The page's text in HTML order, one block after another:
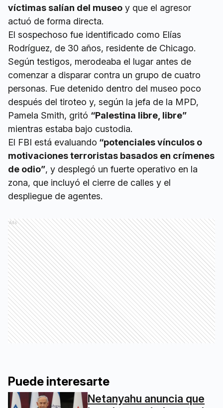
víctimas salían del museo y que el agresor
actuó de forma directa.
El sospechoso fue identificado como Elías
Rodríguez, de 30 años, residente de Chicago.
Según testigos, merodeaba el lugar antes de
comenzar a disparar contra un grupo de cuatro
personas. Fue detenido dentro del museo poco
después del tiroteo y, según la jefa de la MPD,
Pamela Smith, gritó “Palestina libre, libre”
mientras estaba bajo custodia.
El FBI está evaluando “potenciales vínculos o
motivaciones terroristas basados en crímenes
de odio”, y desplegó un fuerte operativo en la
zona, que incluyó el cierre de calles y el
despliegue de agentes.
Ads
Puede interesarte
Netanyahu anuncia que